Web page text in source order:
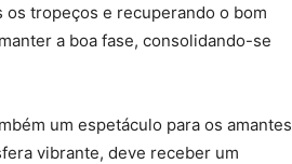
os tropeços e recuperando o bom
a boa fase, consolidando-se
um espetáculo para os amantes
vibrante, deve receber um